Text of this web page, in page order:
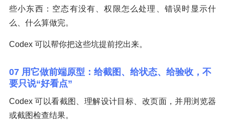
些小东西：空态有没有、权限怎么处理、错误时显示什
么、什么算做完。
Codex 可以帮你把这些坑提前挖出来。
07 用它做前端原型：给截图、给状态、给验收，不
要只说“好看点”
Codex 可以看截图、理解设计目标、改页面，并用浏览器
或截图检查结果。